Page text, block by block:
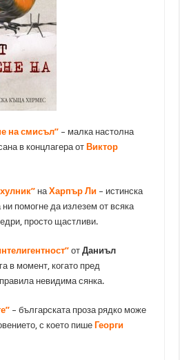
на смисъл” – малка настолна
в концлагера отВиктор
наХарпър Ли – истинска
помогне да излезем от всяка
просто щастливи.
отДаниъл
в момент, когато пред
невидима сянка.
– българската проза рядко може
с което пишеГеорги